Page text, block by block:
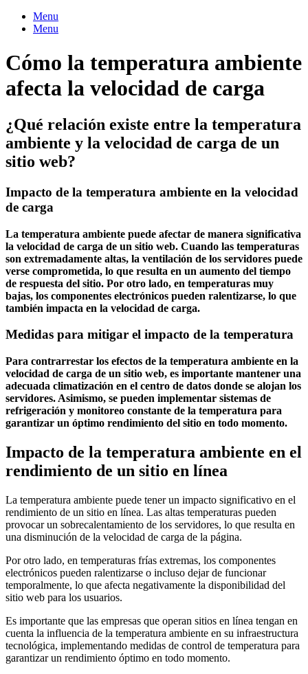
Menu
Menu
Cómo la temperatura ambiente
afecta la velocidad de carga
¿Qué relación existe entre la temperatura
ambiente y la velocidad de carga de un
sitio web?
Impacto de la temperatura ambiente en la velocidad
de carga
La temperatura ambiente puede afectar de manera significativa
la velocidad de carga de un sitio web. Cuando las temperaturas
son extremadamente altas, la ventilación de los servidores puede
verse comprometida, lo que resulta en un aumento del tiempo
de respuesta del sitio. Por otro lado, en temperaturas muy
bajas, los componentes electrónicos pueden ralentizarse, lo que
también impacta en la velocidad de carga.
Medidas para mitigar el impacto de la temperatura
Para contrarrestar los efectos de la temperatura ambiente en la
velocidad de carga de un sitio web, es importante mantener una
adecuada climatización en el centro de datos donde se alojan los
servidores. Asimismo, se pueden implementar sistemas de
refrigeración y monitoreo constante de la temperatura para
garantizar un óptimo rendimiento del sitio en todo momento.
Impacto de la temperatura ambiente en el
rendimiento de un sitio en línea
La temperatura ambiente puede tener un impacto significativo en el
rendimiento de un sitio en línea. Las altas temperaturas pueden
provocar un sobrecalentamiento de los servidores, lo que resulta en
una disminución de la velocidad de carga de la página.
Por otro lado, en temperaturas frías extremas, los componentes
electrónicos pueden ralentizarse o incluso dejar de funcionar
temporalmente, lo que afecta negativamente la disponibilidad del
sitio web para los usuarios.
Es importante que las empresas que operan sitios en línea tengan en
cuenta la influencia de la temperatura ambiente en su infraestructura
tecnológica, implementando medidas de control de temperatura para
garantizar un rendimiento óptimo en todo momento.